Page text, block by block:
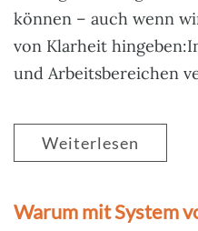
können – auch wenn
von Klarheit
und Arbeitsbereichen
Weiterlesen
Warum mit System